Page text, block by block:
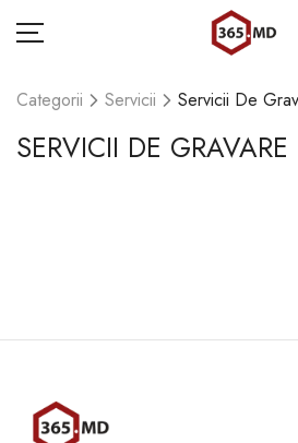
Categorii Servicii Servicii De
SERVICII DE GRAVARE